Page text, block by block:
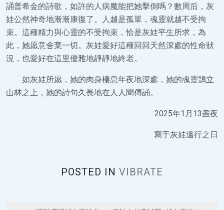
誦普希金的詩歌，如許的人病魔能把她擊倒嗎？數周后，灰
娃公然神奇地漸漸康復了。人越是孤單，魂靈就越不受拘
束。這種精力與心靈的不受拘束，恰是灰娃平生所求，為
此，她愿意舍棄一切。灰娃愛好這種回回天然深處的性命狀
況，也愛好在這里優雅地靜靜地終老。
如灰娃所愿，她的肉身棲息年夜地深處，她的魂靈鵠立
山林之上，她的詩句久長地在人人間傳誦。
2025年1月13晝夜
寫于灰娃遠行之日
POSTED IN VIBRATE